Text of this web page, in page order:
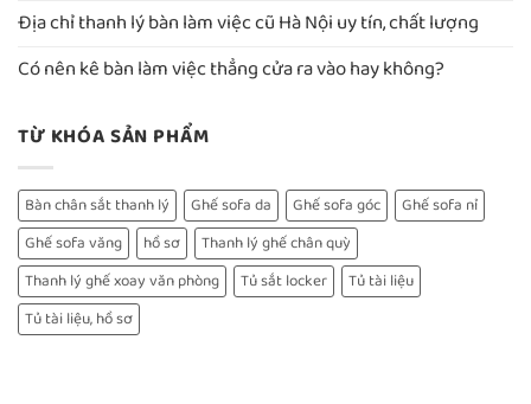
Địa chỉ thanh lý bàn làm việc cũ Hà Nội uy tín, chất lượng
Có nên kê bàn làm việc thẳng cửa ra vào hay không?
TỪ KHÓA SẢN PHẨM
Bàn chân sắt thanh lý Ghế sofa da Ghế sofa góc
Ghế sofa nỉ
Ghế sofa văng
hồ sơ
Thanh lý ghế chân quỳ
Thanh lý ghế xoay văn phòng
Tủ sắt locker
Tủ tài liệu
Tủ tài liệu, hồ sơ